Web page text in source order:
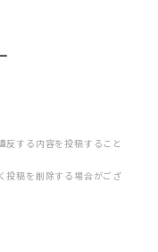
反する内容を投稿すること
投稿を削除する場合がござ